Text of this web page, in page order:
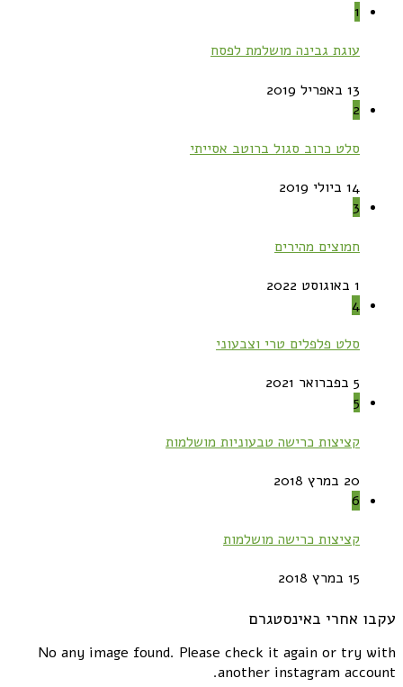
1
עוגת גבינה מושלמת לפסח
13 באפריל 2019
2
סלט כרוב סגול ברוטב אסייתי
14 ביולי 2019
3
חמוצים מהירים
1 באוגוסט 2022
4
סלט פלפלים טרי וצבעוני
5 בפברואר 2021
5
קציצות כרישה טבעוניות מושלמות
20 במרץ 2018
6
קציצות כרישה מושלמות
15 במרץ 2018
עקבו אחרי באינסטגרם
No any image found. Please check it again or try with
another instagram account.